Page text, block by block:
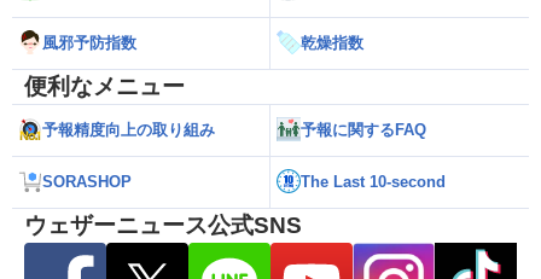
風邪予防指数 乾燥指数
便利なメニュー
予報精度向上の取り組み 予報に関するFAQ
SORASHOP The Last 10-second
ウェザーニュース公式SNS